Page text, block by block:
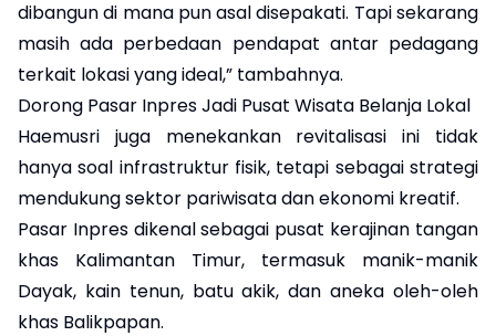
dibangun di mana pun asal disepakati. Tapi sekarang
masih ada perbedaan pendapat antar pedagang
terkait lokasi yang ideal,” tambahnya.
Dorong Pasar Inpres Jadi Pusat Wisata Belanja Lokal
Haemusri juga menekankan revitalisasi ini tidak
hanya soal infrastruktur fisik, tetapi sebagai strategi
mendukung sektor pariwisata dan ekonomi kreatif.
Pasar Inpres dikenal sebagai pusat kerajinan tangan
khas Kalimantan Timur, termasuk manik-manik
Dayak, kain tenun, batu akik, dan aneka oleh-oleh
khas Balikpapan.